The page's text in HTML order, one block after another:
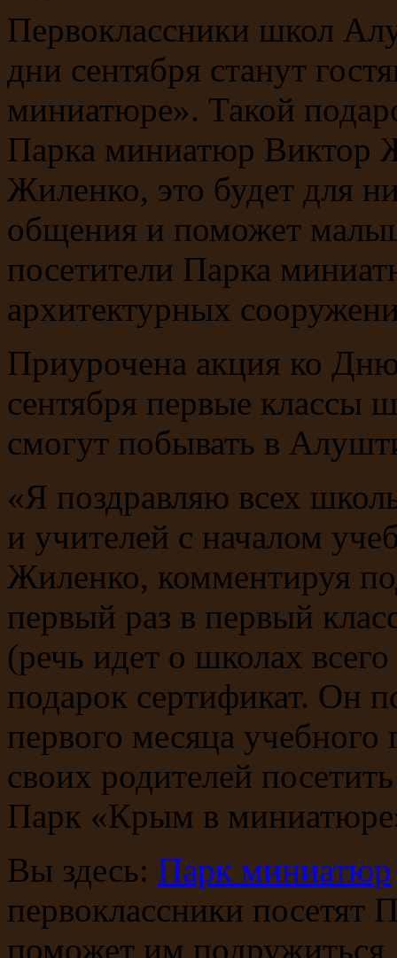
Первоклассники школ
дни сентября станут
миниатюре». Такой
Парка миниатюр Виктор
Жиленко, это будет для
общения и поможет
посетители Парка
архитектурных
Приурочена акция ко
сентября первые классы
смогут побывать в
«Я поздравляю всех
и учителей с началом
Жиленко, комментируя
первый раз в первый
(речь идет о школах
подарок сертификат. Он
первого месяца учебного
своих родителей
Парк «Крым в
Вы здесь: Парк миниатюр
первоклассники
поможет им подружиться